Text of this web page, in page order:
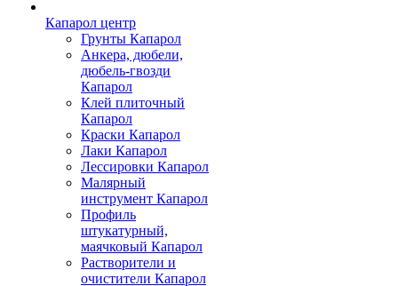
Капарол центр
Грунты Капарол
Анкера, дюбели,
дюбель-гвозди
Капарол
Клей плиточный
Капарол
Краски Капарол
Лаки Капарол
Лессировки Капарол
Малярный
инструмент Капарол
Профиль
штукатурный,
маячковый Капарол
Растворители и
очистители Капарол